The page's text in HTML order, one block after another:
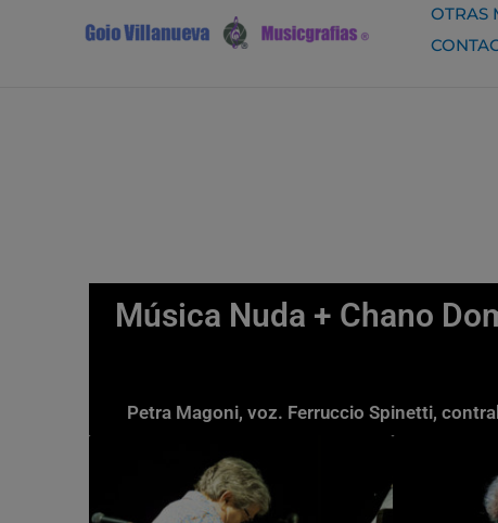
OTRAS
Música Nuda + Chano
Petra Magoni, voz. Ferruccio Spinetti,